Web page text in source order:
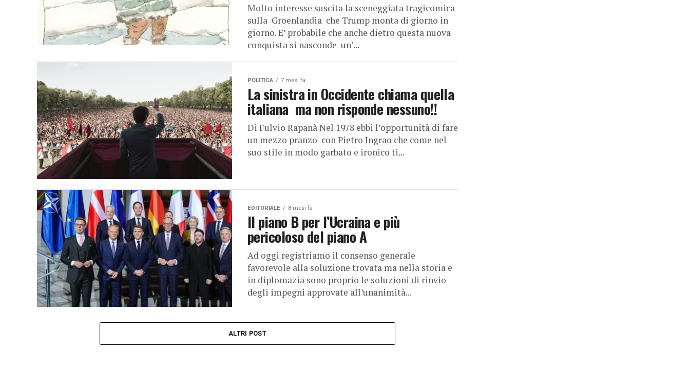
Molto interesse suscita la sceneggiata tragicomica
sulla Groenlandia che Trump monta di giorno in
giorno. E’ probabile che anche dietro questa nuova
conquista si nasconde un’...
POLITICA 7 mesi fa
La sinistra in Occidente chiama quella
italiana ma non risponde nessuno!!
Di Fulvio Rapanà Nel 1978 ebbi l’opportunità di fare
un mezzo pranzo con Pietro Ingrao che come nel
suo stile in modo garbato e ironico ti...
EDITORIALE 8 mesi fa
Il piano B per l’Ucraina e più
pericoloso del piano A
Ad oggi registriamo il consenso generale
favorevole alla soluzione trovata ma nella storia e
in diplomazia sono proprio le soluzioni di rinvio
degli impegni approvate all’unanimità...
ALTRI POST